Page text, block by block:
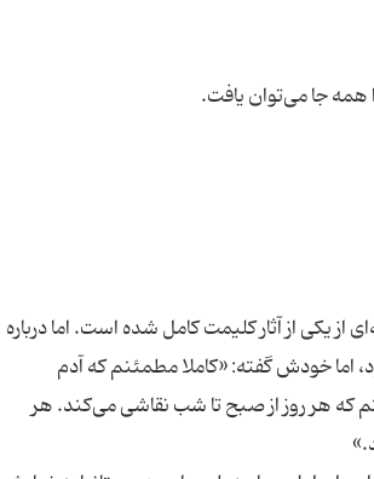
یکی از آثار کلیمت کامل شده است. اما درباره
خودش گفته: «کاملا مطمئنم که آدم
هر روز از صبح تا شب نقاشی می‌کند. هر